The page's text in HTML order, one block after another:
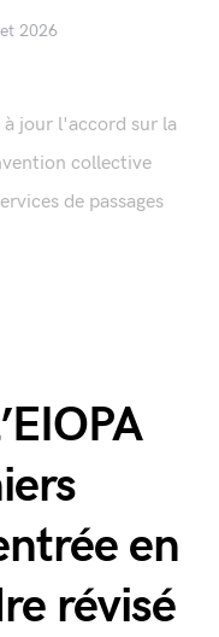
2026
à jour l'accord sur la
collective
de passages
en
révisé